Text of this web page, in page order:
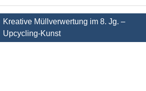
Beitragsnavigation
Kreative Müllverwertung im 8. Jg. –
Upcycling-Kunst